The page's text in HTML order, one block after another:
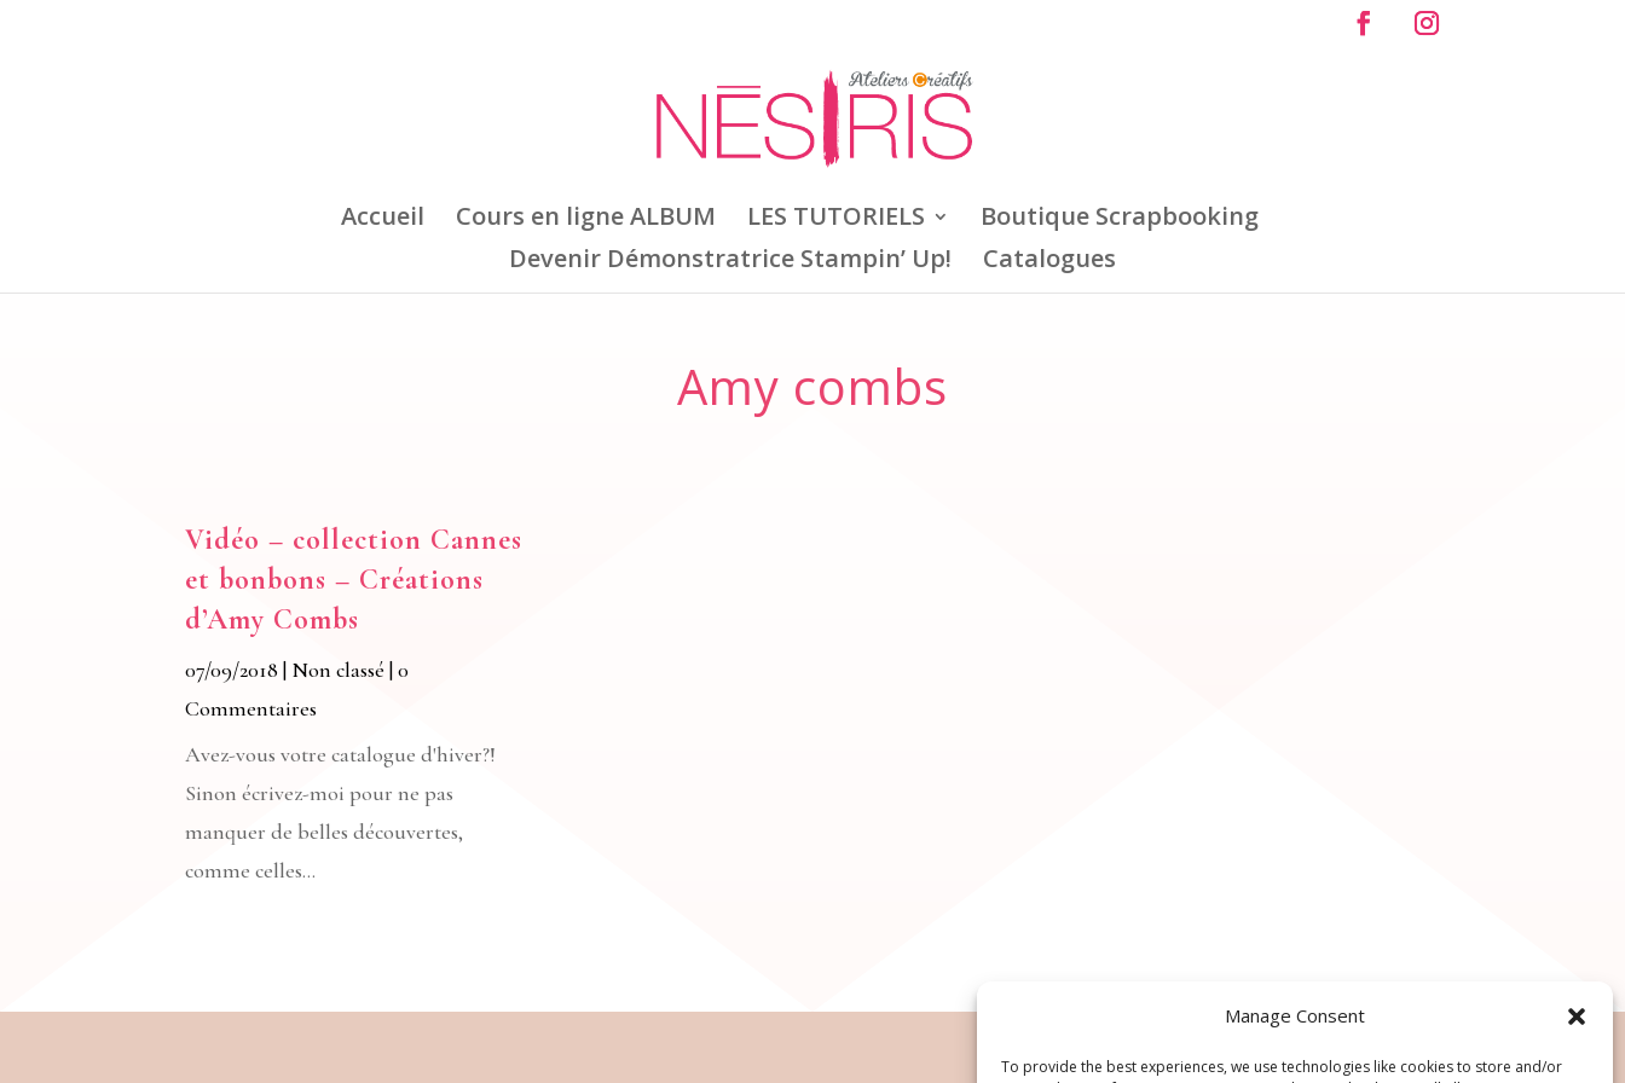
Manage Consent
To provide the best experiences, we use technologies like cookies to store and/or
Accueil Cours en ligne ALBUM LES TUTORIELS
Boutique Scrapbooking
Devenir Démonstratrice Stampin’ Up!
Catalogues
Amy combs
Vidéo – collection Cannes
et bonbons – Créations
d’Amy Combs
07/09/2018 | Non classé | 0
Commentaires
Avez-vous votre catalogue d'hiver?!
Sinon écrivez-moi pour ne pas
manquer de belles découvertes,
comme celles...